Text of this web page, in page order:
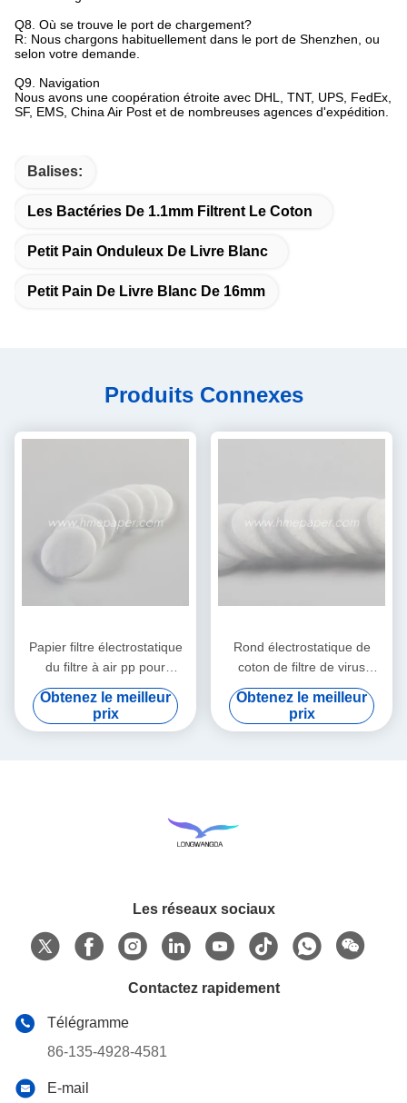
Q8. Où se trouve le port de chargement?
R: Nous chargons habituellement dans le port de Shenzhen, ou
selon votre demande.
Q9. Navigation
Nous avons une coopération étroite avec DHL, TNT, UPS, FedEx,
SF, EMS, China Air Post et de nombreuses agences d'expédition.
Balises:
Les Bactéries De 1.1mm Filtrent Le Coton
Petit Pain Onduleux De Livre Blanc
Petit Pain De Livre Blanc De 16mm
Produits Connexes
Papier filtre électrostatique
du filtre à air pp pour
HME/HMEF
Obtenez le meilleur
prix
Rond électrostatique de
coton de filtre de virus
bactérien de HME HMEF
Obtenez le meilleur
prix
Les réseaux sociaux
Contactez rapidement
Télégramme
86-135-4928-4581
E-mail